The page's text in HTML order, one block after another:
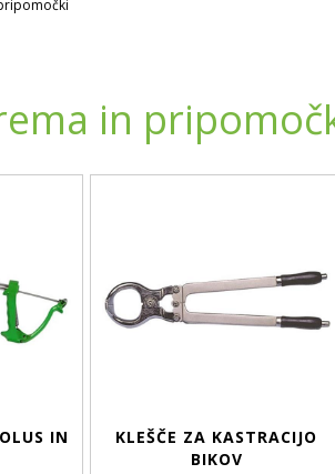
in
IN
KLEŠČE ZA KASTRACIJO
BIKOV